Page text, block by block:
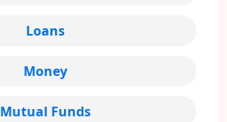
Loans
Money
Mutual Funds